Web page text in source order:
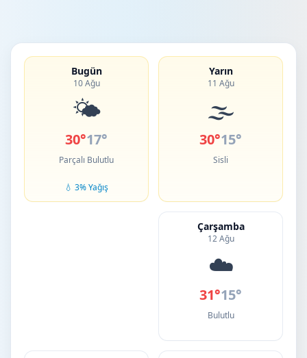
Bugün
10 Ağu
🌤️
30°17°
Parçalı Bulutlu
💧 3% Yağış
Yarın
11 Ağu
🌫️
30°15°
Sisli
Çarşamba
12 Ağu
☁️
31°15°
Bulutlu